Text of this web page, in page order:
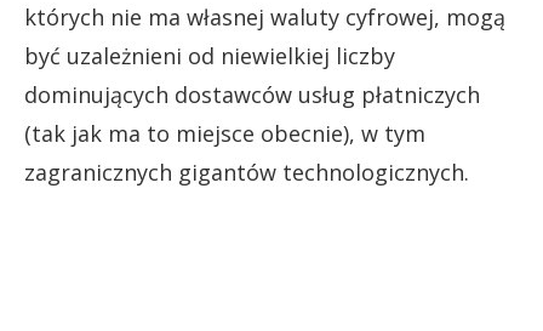
których nie ma własnej waluty cyfrowej, mogą
być uzależnieni od niewielkiej liczby
dominujących dostawców usług płatniczych
(tak jak ma to miejsce obecnie), w tym
zagranicznych gigantów technologicznych.